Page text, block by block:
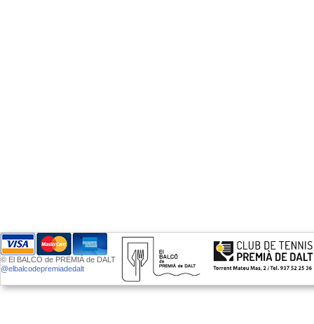
© El BALCÓ de PREMIÀ de DALT
@elbalcodepremiadedalt